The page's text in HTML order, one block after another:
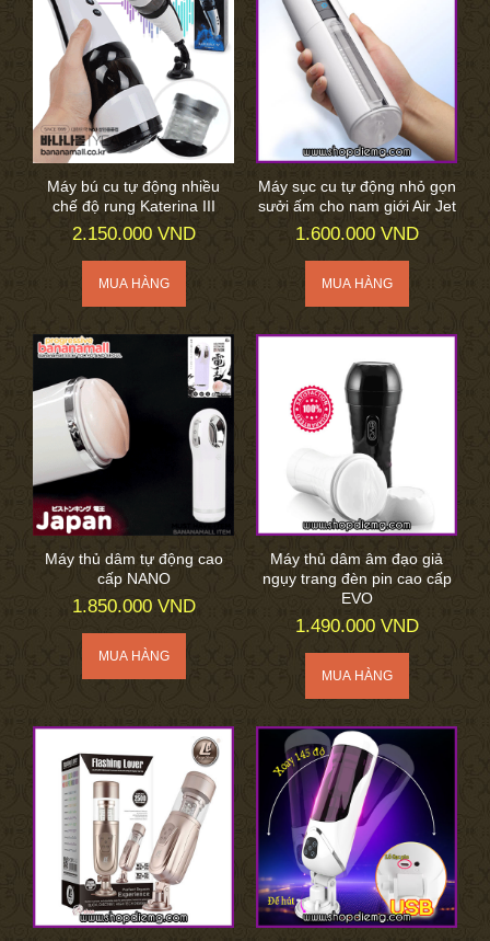
Máy bú cu tự động nhiều
chế độ rung Katerina III
2.150.000 VND
Máy sục cu tự động nhỏ gọn
sưởi ấm cho nam giới Air Jet
1.600.000 VND
Máy thủ dâm tự động cao
cấp NANO
1.850.000 VND
Máy thủ dâm âm đạo giả
ngụy trang đèn pin cao cấp
EVO
1.490.000 VND